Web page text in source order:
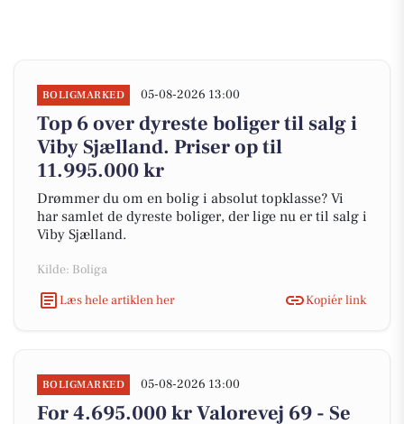
BOLIGMARKED 05-08-2026 13:00
Top 6 over dyreste boliger til salg i
Viby Sjælland. Priser op til
11.995.000 kr
Drømmer du om en bolig i absolut topklasse? Vi
har samlet de dyreste boliger, der lige nu er til salg i
Viby Sjælland.
Kilde: Boliga
Læs hele artiklen her
Kopiér link
BOLIGMARKED 05-08-2026 13:00
For 4.695.000 kr Valorevej 69 - Se